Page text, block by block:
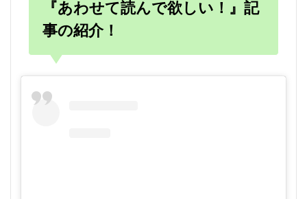
『あわせて読んで欲しい！』記
事の紹介！